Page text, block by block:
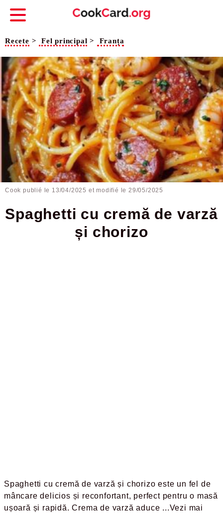
Recete > Fel principal > Franța
Cook publié le 13/04/2025 et modifié le 29/05/2025
Spaghetti cu cremă de varză
și chorizo
Spaghetti cu cremă de varză și chorizo este un fel de
mâncare delicios și reconfortant, perfect pentru o masă
ușoară și rapidă. Crema de varză aduce ...Vezi mai